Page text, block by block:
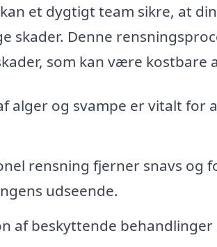
et dygtigt team sikre, at
skader. Denne
som kan være kostbare
alger og svampe er vitalt for
rensning fjerner snavs og
udseende.
af beskyttende